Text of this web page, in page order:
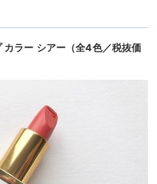
ラー シアー（全4色／税抜価